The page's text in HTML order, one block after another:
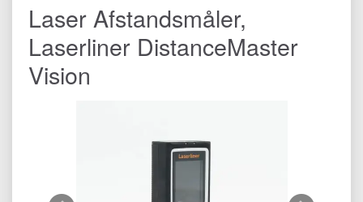
Laser Afstandsmåler,
Laserliner DistanceMaster
Vision